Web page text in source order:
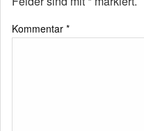
Kommentar *